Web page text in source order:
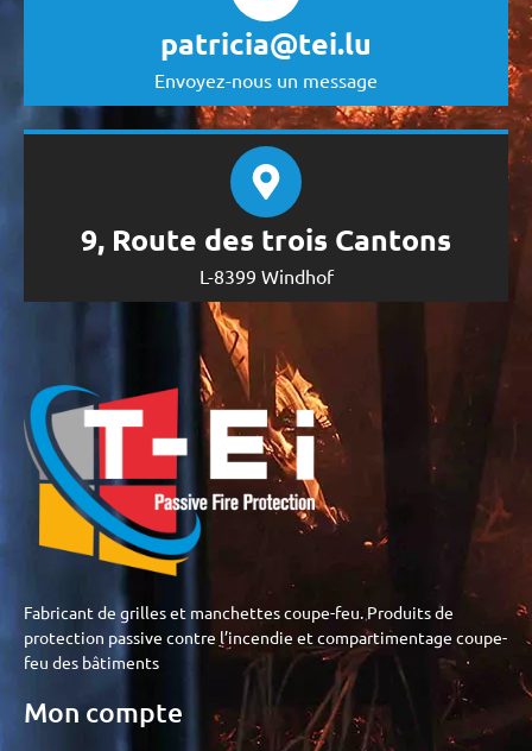
patricia@tei.lu
Envoyez-nous un message
9, Route des trois Cantons
L-8399 Windhof
Fabricant de grilles et manchettes coupe-feu. Produits de
protection passive contre l’incendie et compartimentage coupe-
feu des bâtiments
Mon compte